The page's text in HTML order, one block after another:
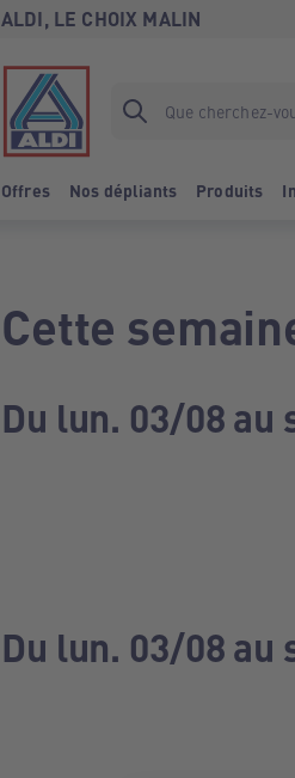
ALDI, LE CHOIX MALIN
Offres Nos dépliants Produits
Cette
Du lun. 03/08 au
Du lun. 03/08 au